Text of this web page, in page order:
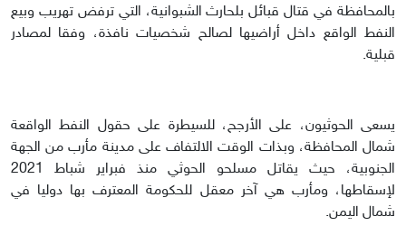
بالمحافظة في قتال قبائل بلحارث الشبوانية، التي ترفض تهريب وبيع
النفط الواقع داخل أراضيها لصالح شخصيات نافذة، وفقا لمصادر
قبلية.
يسعى الحوثيون، على الأرجح، للسيطرة على حقول النفط الواقعة
شمال المحافظة، وبذات الوقت الالتفاف على مدينة مأرب من الجهة
الجنوبية، حيث يقاتل مسلحو الحوثي منذ فبراير شباط 2021
لإسقاطها، ومأرب هي آخر معقل للحكومة المعترف بها دوليا في
شمال اليمن.